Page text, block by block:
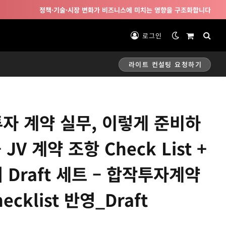
정책·기술·시장 변화가 비즈니스에 미치는 영향을 구조화합니다
로그인
Shopping
Cart
라이트 컨설팅 요청하기
계약 실무, 이렇게 준비하
JV 계약 조항 Check List +
Draft 세트 – 합작투자계약
반영_Draft